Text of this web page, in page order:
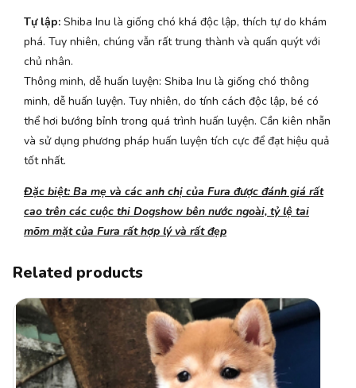
Tự lập: Shiba Inu là giống chó khá độc lập, thích tự do khám
phá. Tuy nhiên, chúng vẫn rất trung thành và quấn quýt với
chủ nhân.
Thông minh, dễ huấn luyện: Shiba Inu là giống chó thông
minh, dễ huấn luyện. Tuy nhiên, do tính cách độc lập, bé có
thể hơi bướng bỉnh trong quá trình huấn luyện. Cần kiên nhẫn
và sử dụng phương pháp huấn luyện tích cực để đạt hiệu quả
tốt nhất.
Đặc biệt: Ba mẹ và các anh chị của Fura được đánh giá rất
cao trên các cuộc thi Dogshow bên nước ngoài, tỷ lệ tai
mõm mặt của Fura rất hợp lý và rất đẹp
Related products